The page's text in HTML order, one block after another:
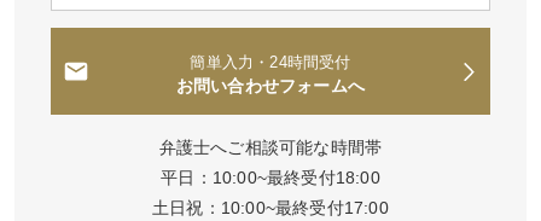
簡単入力・24時間受付
お問い合わせフォームへ
弁護士へご相談可能な時間帯
平日：10:00~最終受付18:00
土日祝：10:00~最終受付17:00